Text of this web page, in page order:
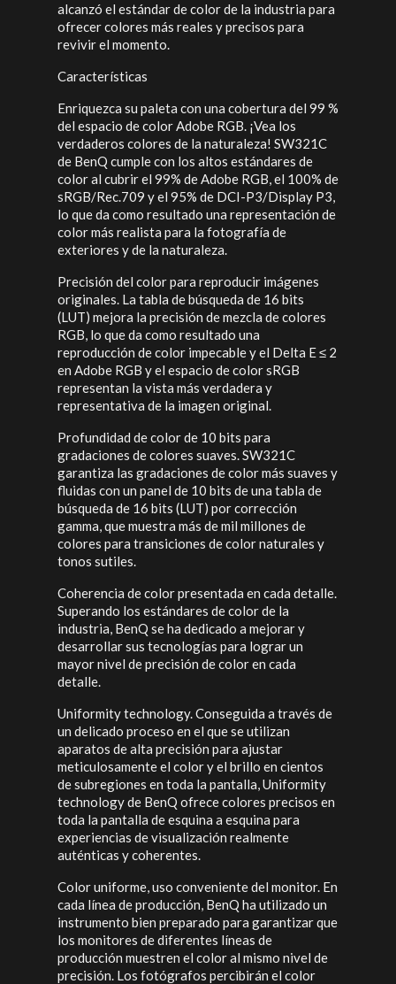
alcanzó el estándar de color de la industria para
ofrecer colores más reales y precisos para
revivir el momento.
Características
Enriquezca su paleta con una cobertura del 99 %
del espacio de color Adobe RGB. ¡Vea los
verdaderos colores de la naturaleza! SW321C
de BenQ cumple con los altos estándares de
color al cubrir el 99% de Adobe RGB, el 100% de
sRGB/Rec.709 y el 95% de DCI-P3/Display P3,
lo que da como resultado una representación de
color más realista para la fotografía de
exteriores y de la naturaleza.
Precisión del color para reproducir imágenes
originales. La tabla de búsqueda de 16 bits
(LUT) mejora la precisión de mezcla de colores
RGB, lo que da como resultado una
reproducción de color impecable y el Delta E ≤ 2
en Adobe RGB y el espacio de color sRGB
representan la vista más verdadera y
representativa de la imagen original.
Profundidad de color de 10 bits para
gradaciones de colores suaves. SW321C
garantiza las gradaciones de color más suaves y
fluidas con un panel de 10 bits de una tabla de
búsqueda de 16 bits (LUT) por corrección
gamma, que muestra más de mil millones de
colores para transiciones de color naturales y
tonos sutiles.
Coherencia de color presentada en cada detalle.
Superando los estándares de color de la
industria, BenQ se ha dedicado a mejorar y
desarrollar sus tecnologías para lograr un
mayor nivel de precisión de color en cada
detalle.
Uniformity technology. Conseguida a través de
un delicado proceso en el que se utilizan
aparatos de alta precisión para ajustar
meticulosamente el color y el brillo en cientos
de subregiones en toda la pantalla, Uniformity
technology de BenQ ofrece colores precisos en
toda la pantalla de esquina a esquina para
experiencias de visualización realmente
auténticas y coherentes.
Color uniforme, uso conveniente del monitor. En
cada línea de producción, BenQ ha utilizado un
instrumento bien preparado para garantizar que
los monitores de diferentes líneas de
producción muestren el color al mismo nivel de
precisión. Los fotógrafos percibirán el color